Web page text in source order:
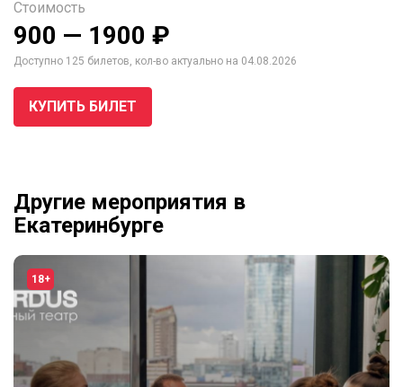
Стоимость
900 — 1900 ₽
Доступно 125 билетов, кол-во актуально на 04.08.2026
КУПИТЬ БИЛЕТ
Другие мероприятия в
Екатеринбурге
18+